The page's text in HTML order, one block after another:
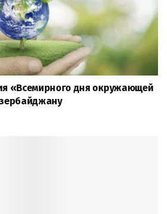
«Всемирного дня окружающей